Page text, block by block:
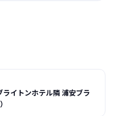
イトンホテル隣 浦安ブラ